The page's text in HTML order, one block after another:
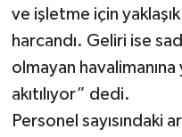
ve işletme için
harcandı. Geliri ise
olmayan havalimanına
akıtılıyor” dedi.
Personel sayısındaki